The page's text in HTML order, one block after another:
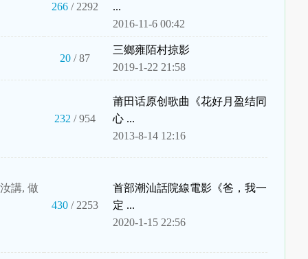
266/ 2292
...
2016-11-6 00:42
20/ 87
三鄉雍陌村掠影
2019-1-22 21:58
232 / 954
莆田话原创歌曲《花好月盈结同
心 ...
2013-8-14 12:16
講, 做
430/ 2253
首部潮汕話院線電影《爸，我一
定 ...
2020-1-15 22:56